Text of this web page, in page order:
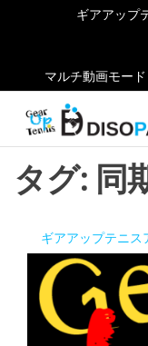
ン
ギアアップ
マルチ動画モー
タグ: 同
ギアアップテニス